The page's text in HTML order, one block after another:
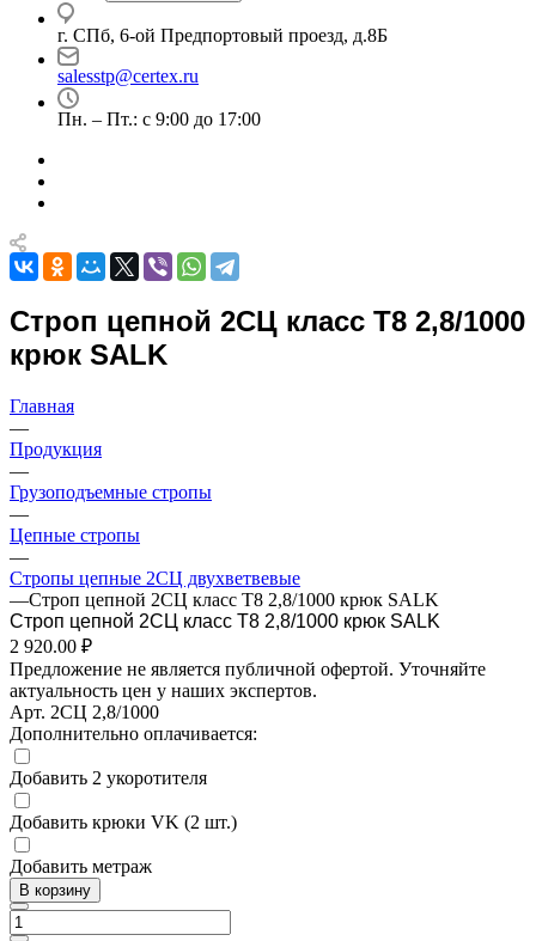
г. СПб, 6-ой Предпортовый проезд, д.8Б
salesstp@certex.ru
Пн. – Пт.: с 9:00 до 17:00
Строп цепной 2СЦ класс Т8 2,8/1000
крюк SALK
Главная
—
Продукция
—
Грузоподъемные стропы
—
Цепные стропы
—
Стропы цепные 2СЦ двухветвевые
—Строп цепной 2СЦ класс Т8 2,8/1000 крюк SALK
Строп цепной 2СЦ класс Т8 2,8/1000 крюк SALK
2 920.00 ₽
Предложение не является публичной офертой. Уточняйте
актуальность цен у наших экспертов.
Арт. 2СЦ 2,8/1000
Дополнительно оплачивается:
Добавить 2 укоротителя
Добавить крюки VK (2 шт.)
Добавить метраж
В корзину